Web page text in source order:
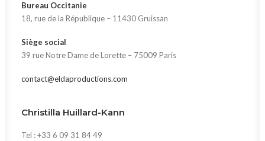
Bureau Occitanie
18, rue de la République – 11430 Gruissan
Siège social
39 rue Notre Dame de Lorette – 75009 Paris
contact@eldaproductions.com
Christilla Huillard-Kann
Tel : +33 6 09 31 84 49